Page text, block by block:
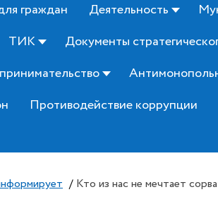
граждан Деятельность
ТИК
Документы
Противодействие коррупции
/ Кто из нас не мечтает